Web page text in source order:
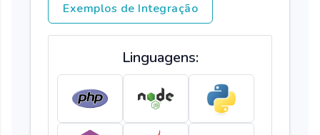
Exemplos de Integração
Linguagens: